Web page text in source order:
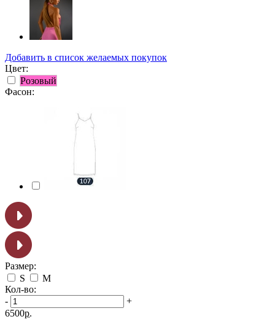
Добавить в список желаемых покупок
Цвет:
Розовый
Фасон:
Размер:
S
M
Кол-во:
-
+
6500р.